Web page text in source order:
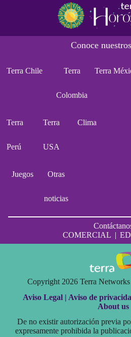
Conoce
Terra Chile Terra
Colombia
Terra
Terra
Perú
Terra
USA
Clima
Juegos Otras
noticias
COMERCIAL |
Copyright 2026 Terra
Aviso Legal | Aviso de
About us
De no existir autorización previa
expresamente prohibida la